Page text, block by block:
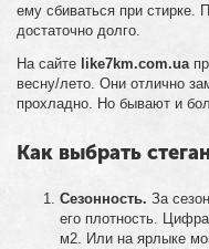
ему сбиваться при стирке.
достаточно долго.
На сайте like7km.com.ua
весну/лето. Они отлично
прохладно. Но бывают и
Как выбрать
Сезонность. За
его плотность.
м2. Или на ярлыке